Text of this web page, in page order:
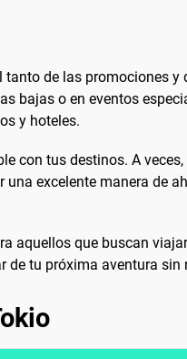
tanto de las promociones
bajas o en eventos
y hoteles.
con tus destinos. A
excelente manera de
aquellos que buscan
de tu próxima aventura sin